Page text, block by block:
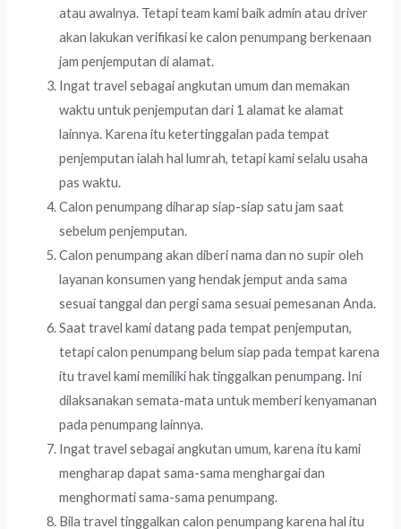
atau awalnya. Tetapi team kami baik admin atau driver
akan lakukan verifikasi ke calon penumpang berkenaan
jam penjemputan di alamat.
Ingat travel sebagai angkutan umum dan memakan
waktu untuk penjemputan dari 1 alamat ke alamat
lainnya. Karena itu ketertinggalan pada tempat
penjemputan ialah hal lumrah, tetapi kami selalu usaha
pas waktu.
Calon penumpang diharap siap-siap satu jam saat
sebelum penjemputan.
Calon penumpang akan diberi nama dan no supir oleh
layanan konsumen yang hendak jemput anda sama
sesuai tanggal dan pergi sama sesuai pemesanan Anda.
Saat travel kami datang pada tempat penjemputan,
tetapi calon penumpang belum siap pada tempat karena
itu travel kami memiliki hak tinggalkan penumpang. Ini
dilaksanakan semata-mata untuk memberi kenyamanan
pada penumpang lainnya.
Ingat travel sebagai angkutan umum, karena itu kami
mengharap dapat sama-sama menghargai dan
menghormati sama-sama penumpang.
Bila travel tinggalkan calon penumpang karena hal itu